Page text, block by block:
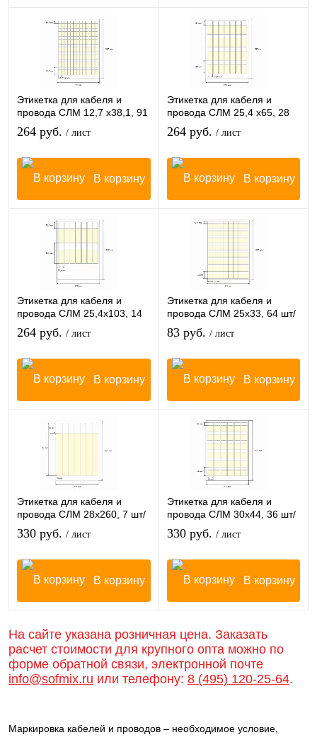
Этикетка для кабеля и
провода СЛМ 12,7 х38,1, 91
шт/лист
264 руб. / лист
В корзину
Этикетка для кабеля и
провода СЛМ 25,4 х65, 28
шт/лист
264 руб. / лист
В корзину
Этикетка для кабеля и
провода СЛМ 25,4х103, 14
шт/лист
264 руб. / лист
В корзину
Этикетка для кабеля и
провода СЛМ 25х33, 64 шт/
лист
83 руб. / лист
В корзину
Этикетка для кабеля и
провода СЛМ 28х260, 7 шт/
лист
330 руб. / лист
В корзину
Этикетка для кабеля и
провода СЛМ 30х44, 36 шт/
лист
330 руб. / лист
В корзину
На сайте указана розничная цена. Заказать
расчет стоимости для крупного опта можно по
форме обратной связи, электронной почте
info@sofmix.ru или телефону: 8 (495) 120-25-64.
Маркировка кабелей и проводов – необходимое условие,